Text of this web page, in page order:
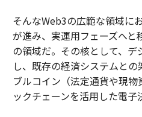
そんなWeb3の広範な領域に
が進み、実運用フェーズへ
の領域だ。その核として、
し、既存の経済システムと
ブルコイン（法定通貨や現
ックチェーンを活用した電子